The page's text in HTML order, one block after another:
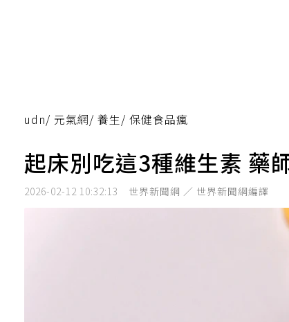
udn/ 元氣網/ 養生/ 保健食品瘋
起床別吃這3種維生素 藥
2026-02-12 10:32:13 世界新聞網 ／ 世界新聞網編譯